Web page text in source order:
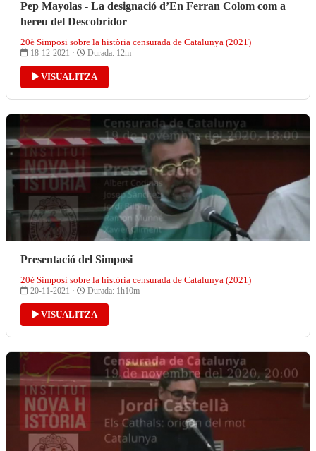
Pep Mayolas - La designació d’En Ferran Colom com a
hereu del Descobridor
20è Simposi sobre la història censurada de Catalunya (2021)
18-12-2021 · Durada: 12m
VISUALITZA
Presentació del Simposi
20è Simposi sobre la història censurada de Catalunya (2021)
20-11-2021 · Durada: 1h10m
VISUALITZA